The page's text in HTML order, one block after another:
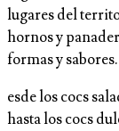
lugares del
hornos y
formas y sabores.
esde los cocs
hasta los cocs